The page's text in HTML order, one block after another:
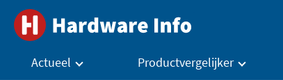
Actueel Productvergelijker